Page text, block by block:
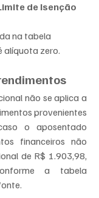
de Isenção
na tabela
alíquota zero.
não se aplica a
provenientes
o aposentado
financeiros não
de R$ 1.903,98,
a tabela